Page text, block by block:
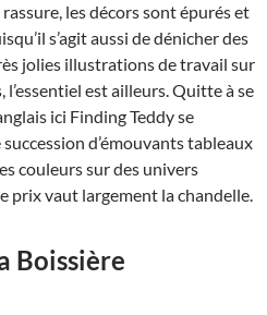
rassure, les décors sont épurés et
s’agit aussi de dénicher des
jolies illustrations de travail sur
l’essentiel est ailleurs. Quitte à se
ici Finding Teddy se
d’émouvants tableaux
couleurs sur des univers
prix vaut largement la chandelle.
Boissière